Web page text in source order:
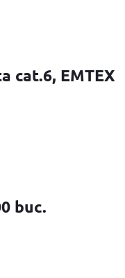
cat.6, EMTEX
buc.